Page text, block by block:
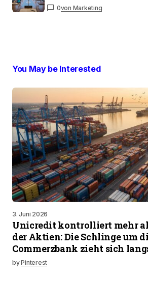
0von Marketing
You May be Interested
3. Juni 2026
Unicredit kontrolliert mehr
der Aktien: Die Schlinge um
Commerzbank zieht sich
byPinterest